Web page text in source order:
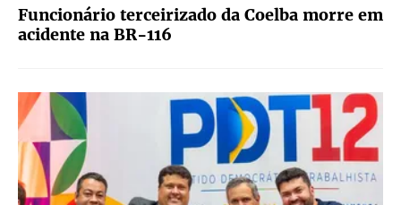
Funcionário terceirizado da Coelba morre em
acidente na BR-116